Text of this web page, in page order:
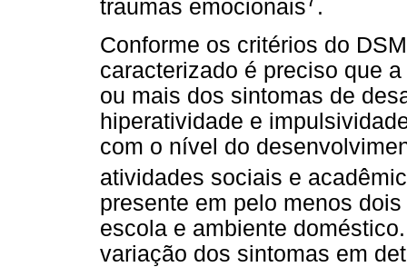
traumas emocionais .
Conforme os critérios do
caracterizado é preciso que
ou mais dos sintomas de
hiperatividade e
com o nível do
atividades sociais e
presente em pelo menos
escola e ambiente
variação dos sintomas em